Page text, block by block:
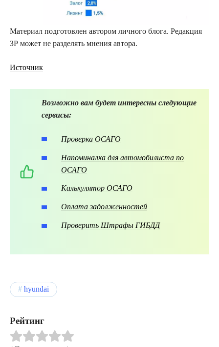
Материал подготовлен автором личного блога. Редакция
ЗР может не разделять мнения автора.
Источник
Возможно вам будет интересны следующие
сервисы:
Проверка ОСАГО
Напоминалка для автомобилиста по
ОСАГО
Калькулятор ОСАГО
Оплата задолженностей
Проверить Штрафы ГИБДД
hyundai
Рейтинг